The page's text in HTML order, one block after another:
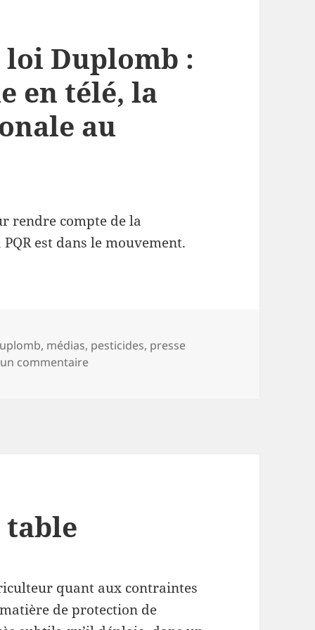
Duplomb :
en télé, la
au
rendre compte de la
est dans le mouvement.
, médias, pesticides, presse
commentairesur Pétition contre la loi Duplomb :
table
quant aux contraintes
de protection de